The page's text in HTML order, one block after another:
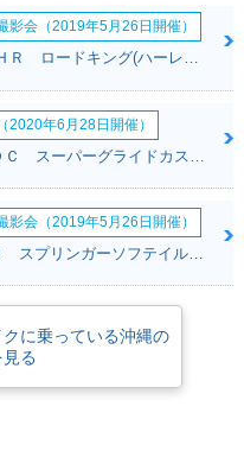
影会（2019年5月26日開催）
ONOSANさん:ＦＬＨＲ ロードキング(ハーレーダビッドソン)
2020年6月28日開催）
影会（2019年5月26日開催）
に乗っている沖縄の
る